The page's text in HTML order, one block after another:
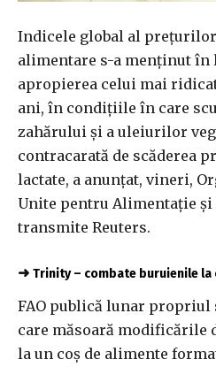
Indicele global al
alimentare s-a menţinut în
apropierea celui mai
ani, în condiţiile în care
zahărului şi a uleiurilor
contracarată de scăderea
lactate, a anunţat, vineri,
Unite pentru Alimentaţie
transmite Reuters.
➜ Trinity – combate buruienile la
FAO publică lunar propriul
care măsoară modificările
la un coş de alimente